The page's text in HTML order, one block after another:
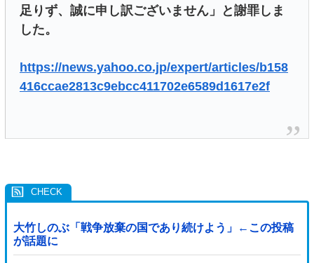
足りず、誠に申し訳ございません」と謝罪しま
した。
https://news.yahoo.co.jp/expert/articles/b158
416ccae2813c9ebcc411702e6589d1617e2f
大竹しのぶ「戦争放棄の国であり続けよう」←この投稿
が話題に